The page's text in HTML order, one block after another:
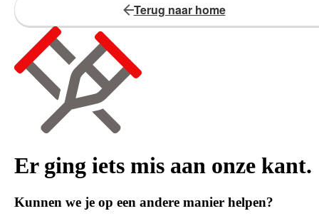
Terug naar home
Er ging iets mis aan onze kant.
Kunnen we je op een andere manier helpen?